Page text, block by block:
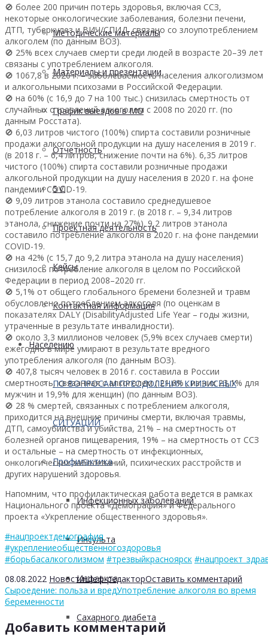
Методические материалы
Материалы и презентации
График выездов в МО
Отчетность
5 С
Проектная деятельность
Кейсы
Контактная информация
Населению
ПО ВОПРОСАМ ПРЕОДОЛЕНИЯ КРИЗИСНЫХ
СИТУАЦИЙ
Профилактика
Инфекционных заболеваний
Инсульта
Инфаркта
Сахарного диабета
🚫 более 200 причин потерь здоровья, включая ССЗ,
некоторые онкологические заболевания, болезни печени,
ДТП, туберкулез и ВИЧ/СПИД, связано со злоупотреблением
алкоголем (по данным ВОЗ).
🚫 25% всех случаев смерти среди людей в возрасте 20–39 лет
связаны с употреблением алкоголя.
🚫 1067,8 в 2020 г. – заболеваемость населения алкоголизмом
и алкогольными психозами в Российской Федерации.
🚫 на 60% (с 16,9 до 7 на 100 тыс.) снизилась смертность от
случайных отравлений алкоголем с 2008 по 2020 гг. (по
данным Росстата).
🚫 6,03 литров чистого (100%) спирта составили розничные
продажи алкогольной продукции на душу населения в 2019 г.
(в 2018 г. – 6,4 литров, снижение почти на 6%). 6,35 литров
чистого (100%) спирта составили розничные продажи
алкогольной продукции на душу населения в 2020 г. на фоне
пандемии COVID-19.
🚫 9,09 литров этанола составило среднедушевое
потребление алкоголя в 2019 г. (в 2018 г. – 9,34 литров
этанола, снижение почти на 27%). 9,2 литров этанола
составило потребление алкоголя в 2020 г. на фоне пандемии
COVID-19.
🚫 на 42% (с 15,7 до 9,2 литра этанола на душу населения)
снизилось потребление алкоголя в целом по Российской
Федерации в период 2008–2020 гг.
🚫 5,1% от общего глобального бремени болезней и травм
обусловлено потреблением алкоголя (по оценкам в
показателях DALY (DisabilityAdjusted Life Year – годы жизни,
утраченные в результате инвалидности).
🚫 около 3,3 миллионов человек (5,9% всех случаев смерти)
ежегодно в мире умирают в результате вредного
употребления алкоголя (по данным ВОЗ).
🚫 407,8 тысяч человек в 2016 г. составила в России
смертность, связанная с алкоголем ( 21,6% , из них 23,1% для
мужчин и 19,9% для женщин) (по данным ВОЗ).
🚫 28 % смертей, связанных с потреблением алкоголя,
приходится на внешние причины смерти, включая травмы,
ДТП, самоубийства и убийства, 21% – на смертность от
болезней органов пищеварения, 19% – на смертность от ССЗ
и остальные – на смертность от инфекционных,
онкологических заболеваний, психических расстройств и
других нарушений здоровья.
Напомним, что профилактическая работа ведется в рамках
Национального проекта «Демография» и Федерального
проекта «Укрепление общественного здоровья».
#нацпроектдемография
#укреплениеобщественногоздоровья
#борьбасалкоголизмом #трезвыйкрасноярск
08.08.2022 НовостиШеф-редакторОставить комментарий
Сыроедение: польза и вредУпотребление алкоголя во время
беременности
Добавить комментарий